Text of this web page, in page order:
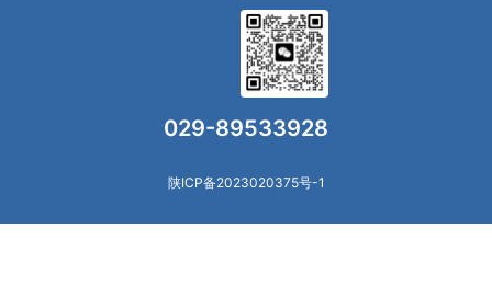
029-89533928
陕ICP备2023020375号-1